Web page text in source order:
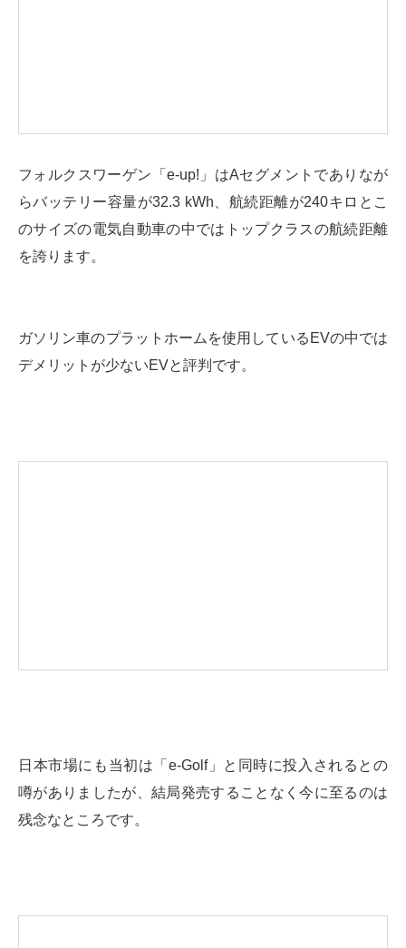
フォルクスワーゲン「e-up!」はAセグメントでありなが
らバッテリー容量が32.3 kWh、航続距離が240キロとこ
のサイズの電気自動車の中ではトップクラスの航続距離
を誇ります。
ガソリン車のプラットホームを使用しているEVの中では
デメリットが少ないEVと評判です。
日本市場にも当初は「e-Golf」と同時に投入されるとの
噂がありましたが、結局発売することなく今に至るのは
残念なところです。